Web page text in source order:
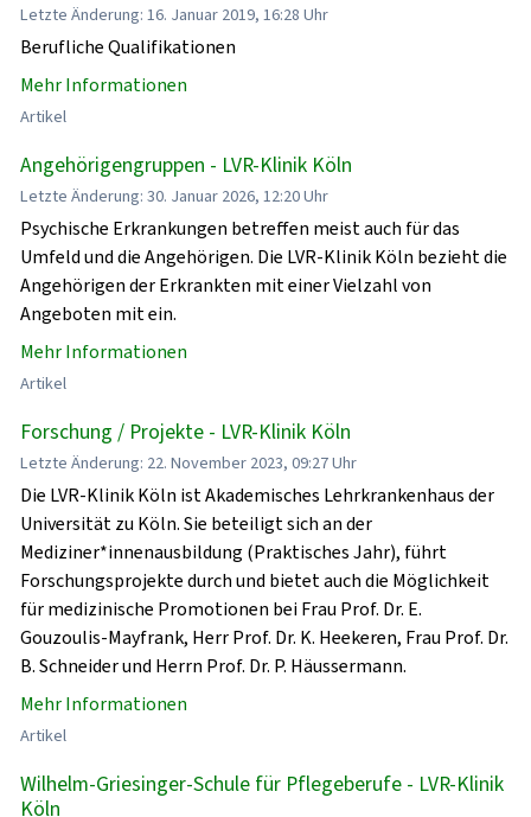
Letzte Änderung: 16. Januar 2019, 16:28 Uhr
Berufliche Qualifikationen
Mehr Informationen
Artikel
Angehörigengruppen - LVR-Klinik Köln
Letzte Änderung: 30. Januar 2026, 12:20 Uhr
Psychische Erkrankungen betreffen meist auch für das
Umfeld und die Angehörigen. Die LVR-Klinik Köln bezieht die
Angehörigen der Erkrankten mit einer Vielzahl von
Angeboten mit ein.
Mehr Informationen
Artikel
Forschung / Projekte - LVR-Klinik Köln
Letzte Änderung: 22. November 2023, 09:27 Uhr
Die LVR-Klinik Köln ist Akademisches Lehrkrankenhaus der
Universität zu Köln. Sie beteiligt sich an der
Mediziner*innenausbildung (Praktisches Jahr), führt
Forschungsprojekte durch und bietet auch die Möglichkeit
für medizinische Promotionen bei Frau Prof. Dr. E.
Gouzoulis-Mayfrank, Herr Prof. Dr. K. Heekeren, Frau Prof. Dr.
B. Schneider und Herrn Prof. Dr. P. Häussermann.
Mehr Informationen
Artikel
Wilhelm-Griesinger-Schule für Pflegeberufe - LVR-Klinik
Köln